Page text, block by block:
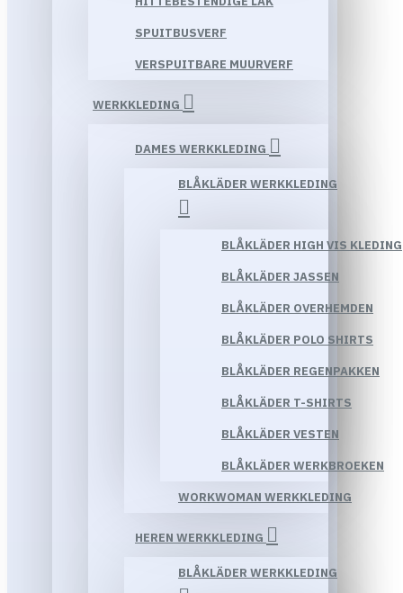
SPUITBUSVERF
VERSPUITBARE MUURVERF
WERKKLEDING
DAMES WERKKLEDING
BLÅKLÄDER WERKKLEDING
BLÅKLÄDER HIGH VIS KLEDING
BLÅKLÄDER JASSEN
BLÅKLÄDER OVERHEMDEN
BLÅKLÄDER POLO SHIRTS
BLÅKLÄDER REGENPAKKEN
BLÅKLÄDER T-SHIRTS
BLÅKLÄDER VESTEN
BLÅKLÄDER WERKBROEKEN
WORKWOMAN WERKKLEDING
HEREN WERKKLEDING
BLÅKLÄDER WERKKLEDING